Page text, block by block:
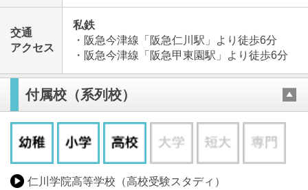
交通
アクセス
私鉄
・阪急今津線「阪急仁川駅」より徒歩6分
・阪急今津線「阪急甲東園駅」より徒歩6分
付属校（系列校）
仁川学院高等学校（高校受験スタディ）